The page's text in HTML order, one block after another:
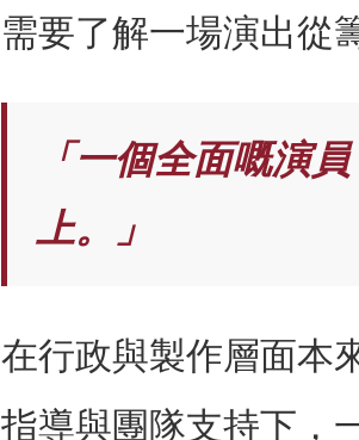
需要了解一場演出從
「一個全面嘅演
上。」
在行政與製作層面本
指導與團隊支持下，